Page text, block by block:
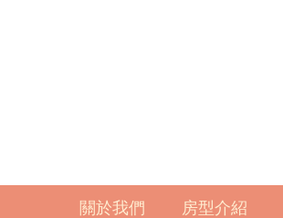
關於我們 房型介紹